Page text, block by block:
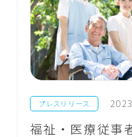
プレスリリース
福祉・医療従事